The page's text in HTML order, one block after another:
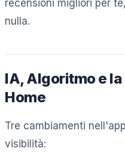
recensioni migliori per
nulla.
IA, Algoritmo e
Home
Tre cambiamenti
visibilità: